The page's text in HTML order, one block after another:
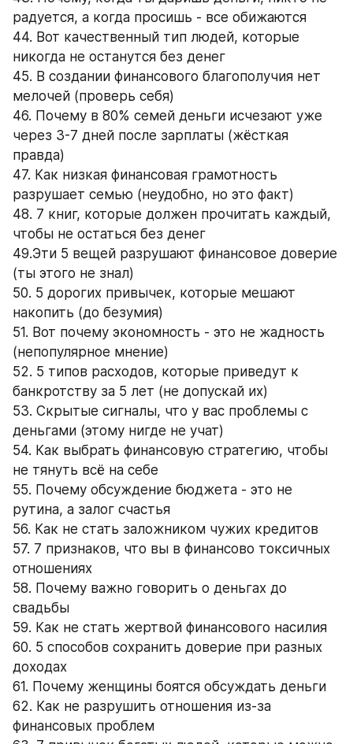
радуется, а когда просишь - все обижаются
44. Вот качественный тип людей, которые
никогда не останутся без денег
45. В создании финансового благополучия нет
мелочей (проверь себя)
46. Почему в 80% семей деньги исчезают уже
через 3-7 дней после зарплаты (жёсткая
правда)
47. Как низкая финансовая грамотность
разрушает семью (неудобно, но это факт)
48. 7 книг, которые должен прочитать каждый,
чтобы не остаться без денег
49.Эти 5 вещей разрушают финансовое доверие
(ты этого не знал)
50. 5 дорогих привычек, которые мешают
накопить (до безумия)
51. Вот почему экономность - это не жадность
(непопулярное мнение)
52. 5 типов расходов, которые приведут к
банкротству за 5 лет (не допускай их)
53. Скрытые сигналы, что у вас проблемы с
деньгами (этому нигде не учат)
54. Как выбрать финансовую стратегию, чтобы
не тянуть всё на себе
55. Почему обсуждение бюджета - это не
рутина, а залог счастья
56. Как не стать заложником чужих кредитов
57. 7 признаков, что вы в финансово токсичных
отношениях
58. Почему важно говорить о деньгах до
свадьбы
59. Как не стать жертвой финансового насилия
60. 5 способов сохранить доверие при разных
доходах
61. Почему женщины боятся обсуждать деньги
62. Как не разрушить отношения из-за
финансовых проблем